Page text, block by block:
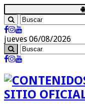
jueves 06/08/2026
SITIO